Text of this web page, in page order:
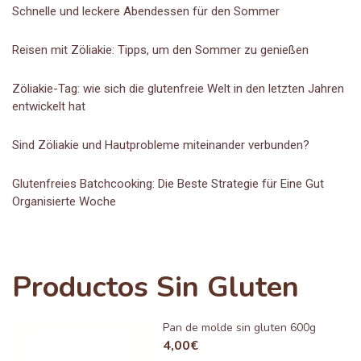
Schnelle und leckere Abendessen für den Sommer
Reisen mit Zöliakie: Tipps, um den Sommer zu genießen
Zöliakie-Tag: wie sich die glutenfreie Welt in den letzten Jahren
entwickelt hat
Sind Zöliakie und Hautprobleme miteinander verbunden?
Glutenfreies Batchcooking: Die Beste Strategie für Eine Gut
Organisierte Woche
Productos Sin Gluten
Pan de molde sin gluten 600g
4,00€